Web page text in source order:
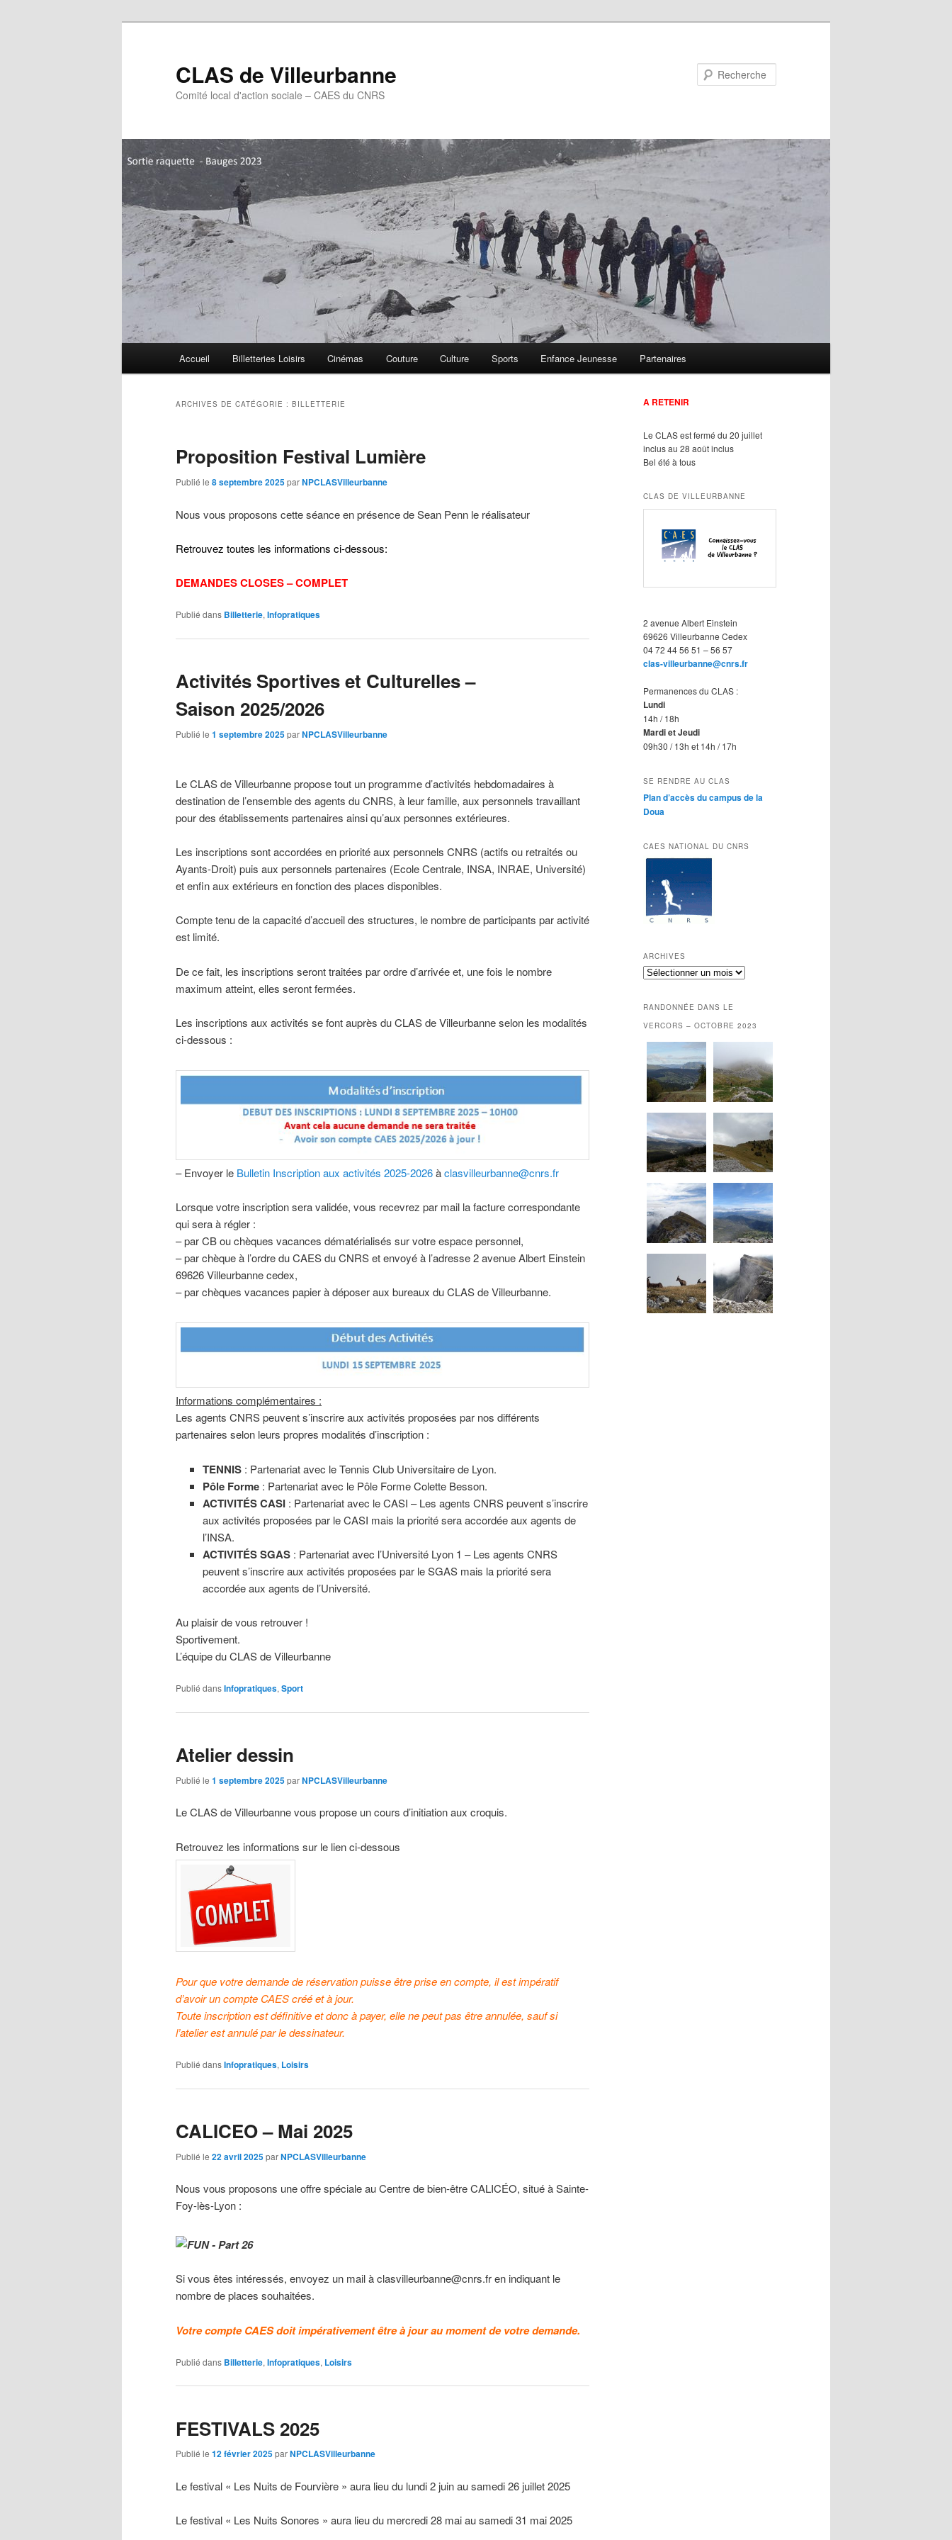
CLAS de Villeurbanne
Comité local d'action sociale – CAES du CNRS
Accueil Billetteries Loisirs Cinémas Couture Culture Sports Enfance Jeunesse Partenaires
ARCHIVES DE CATÉGORIE : BILLETTERIE
Proposition Festival Lumière
Publié le 8 septembre 2025parNPCLASVilleurbanne
Nous vous proposons cette séance en présence de Sean Penn le réalisateur
Retrouvez toutes les informations ci-dessous:
DEMANDES CLOSES – COMPLET
Publié dans Billetterie, Infopratiques
Activités Sportives et Culturelles –
Saison 2025/2026
Publié le 1 septembre 2025parNPCLASVilleurbanne
Le CLAS de Villeurbanne propose tout un programme d’activités hebdomadaires à
destination de l’ensemble des agents du CNRS, à leur famille, aux personnels travaillant
pour des établissements partenaires ainsi qu’aux personnes extérieures.
Les inscriptions sont accordées en priorité aux personnels CNRS (actifs ou retraités ou
Ayants-Droit) puis aux personnels partenaires (Ecole Centrale, INSA, INRAE, Université)
et enfin aux extérieurs en fonction des places disponibles.
Compte tenu de la capacité d’accueil des structures, le nombre de participants par activité
est limité.
De ce fait, les inscriptions seront traitées par ordre d’arrivée et, une fois le nombre
maximum atteint, elles seront fermées.
Les inscriptions aux activités se font auprès du CLAS de Villeurbanne selon les modalités
ci-dessous :
– Envoyer le Bulletin Inscription aux activités 2025-2026àclasvilleurbanne@cnrs.fr
Lorsque votre inscription sera validée, vous recevrez par mail la facture correspondante
qui sera à régler :
– par CB ou chèques vacances dématérialisés sur votre espace personnel,
– par chèque à l’ordre du CAES du CNRS et envoyé à l’adresse 2 avenue Albert Einstein
69626 Villeurbanne cedex,
– par chèques vacances papier à déposer aux bureaux du CLAS de Villeurbanne.
Informations complémentaires :
Les agents CNRS peuvent s’inscrire aux activités proposées par nos différents
partenaires selon leurs propres modalités d’inscription :
TENNIS: Partenariat avec le Tennis Club Universitaire de Lyon.
Pôle Forme: Partenariat avec le Pôle Forme Colette Besson.
ACTIVITÉS CASI: Partenariat avec le CASI – Les agents CNRS peuvent s’inscrire
aux activités proposées par le CASI mais la priorité sera accordée aux agents de
l’INSA.
ACTIVITÉS SGAS : Partenariat avec l’Université Lyon 1 – Les agents CNRS
peuvent s’inscrire aux activités proposées par le SGAS mais la priorité sera
accordée aux agents de l’Université.
Au plaisir de vous retrouver !
Sportivement.
L’équipe du CLAS de Villeurbanne
Publié dansInfopratiques, Sport
Atelier dessin
Publié le 1 septembre 2025parNPCLASVilleurbanne
Le CLAS de Villeurbanne vous propose un cours d’initiation aux croquis.
Retrouvez les informations sur le lien ci-dessous
Pour que votre demande de réservation puisse être prise en compte, il est impératif
d’avoir un compte CAES créé et à jour.
Toute inscription est définitive et donc à payer, elle ne peut pas être annulée, sauf si
l’atelier est annulé par le dessinateur.
Publié dansInfopratiques, Loisirs
CALICEO – Mai 2025
Publié le 22 avril 2025parNPCLASVilleurbanne
Nous vous proposons une offre spéciale au Centre de bien-être CALICÉO, situé à Sainte-
Foy-lès-Lyon :
Si vous êtes intéressés, envoyez un mail à clasvilleurbanne@cnrs.fr en indiquant le
nombre de places souhaitées.
Votre compte CAES doit impérativement être à jour au moment de votre demande.
Publié dans Billetterie, Infopratiques, Loisirs
FESTIVALS 2025
Publié le 12 février 2025parNPCLASVilleurbanne
Le festival « Les Nuits de Fourvière » aura lieu du lundi 2 juin au samedi 26 juillet 2025
Le festival « Les Nuits Sonores » aura lieu du mercredi 28 mai au samedi 31 mai 2025
A RETENIR
Le CLAS est fermé du 20 juillet
inclus au 28 août inclus
Bel été à tous
CLAS DE VILLEURBANNE
2 avenue Albert Einstein
69626 Villeurbanne Cedex
04 72 44 56 51 – 56 57
clas-villeurbanne@cnrs.fr
Permanences du CLAS :
Lundi
14h / 18h
Mardi et Jeudi
09h30 / 13h et 14h / 17h
SE RENDRE AU CLAS
Plan d’accès du campus de la
Doua
CAES NATIONAL DU CNRS
ARCHIVES
Archives
RANDONNÉE DANS LE
VERCORS – OCTOBRE 2023